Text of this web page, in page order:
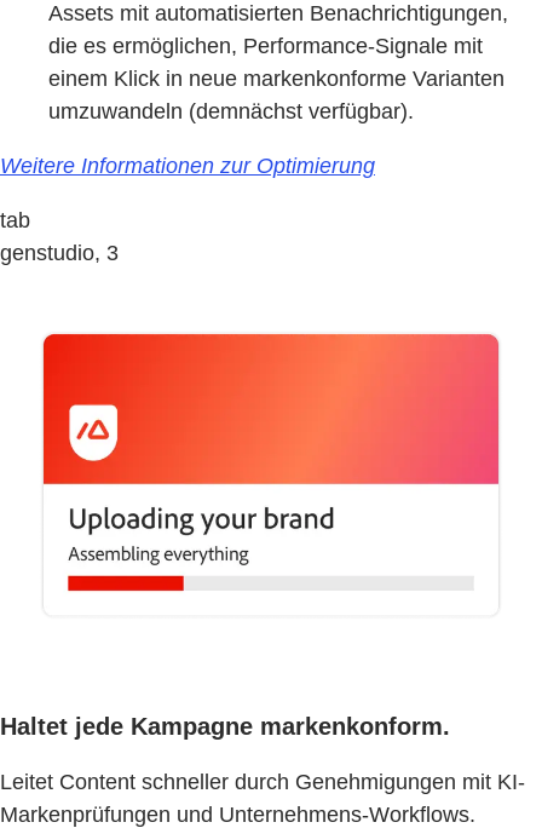
Assets mit automatisierten Benachrichtigungen,
die es ermöglichen, Performance-Signale mit
einem Klick in neue markenkonforme Varianten
umzuwandeln (demnächst verfügbar).
Weitere Informationen zur Optimierung
tab
genstudio, 3
Haltet jede Kampagne markenkonform.
Leitet Content schneller durch Genehmigungen mit KI-
Markenprüfungen und Unternehmens-Workflows.